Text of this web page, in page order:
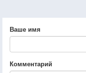
Ваше имя
Комментарий